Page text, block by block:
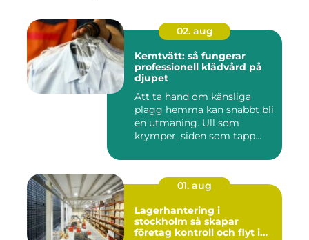
02. aug
Kemtvätt: så fungerar
professionell klädvård på
djupet
Att ta hand om känsliga
plagg hemma kan snabbt bli
en utmaning. Ull som
krymper, siden som tapp...
01. aug
Lagerhantering i
stockholm så skapar
företag kontroll och flyt i